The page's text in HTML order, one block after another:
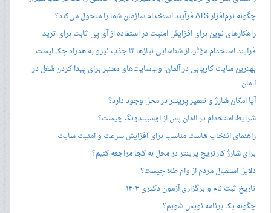
چگونه نرم‌افزار ATS فرآیند استخدام سازمان شما را متحول می‌کند؟
راهکارهای نوین برای افزایش امنیت در استفاده از آی پی ثابت برای ترید
فرآیند استخدام مؤثر، از شناسایی نیازها تا جذب نیرو به همراه چک لیست
بهترین سایت کاریابی در آلمان؛ وب‌سایت‌های معتبر برای پیدا کردن شغل در
آلمان
آیا امکان شارژ و تعمیر پرینتر در محل وجود دارد؟
شرایط استخدام در آلمان پس از آوسبیلدونگ چیست؟
راهنمای انتخاب هاست مناسب برای افزایش سرعت و امنیت سایت
برای شارژ کارتریج پرینتر در محل به کجا مراجعه کنیم؟
دلایل استقبال مردم از وام طلا چیست؟
تاریخ ثبت نام و برگزاری آزمون دکتری ۱۴۰۴
چگونه یک برنامه نویس شویم؟